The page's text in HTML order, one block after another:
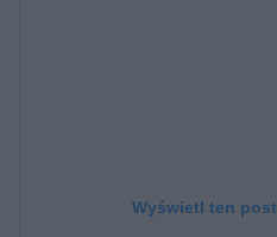
Wyświetl ten